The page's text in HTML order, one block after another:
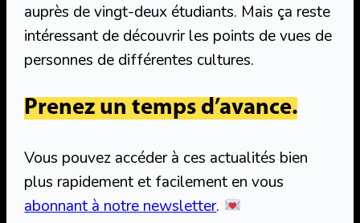
auprès de vingt-deux étudiants. Mais ça reste
intéressant de découvrir les points de vues de
personnes de différentes cultures.
Prenez un temps d’avance.
Vous pouvez accéder à ces actualités bien
plus rapidement et facilement en vous
abonnant à notre newsletter.